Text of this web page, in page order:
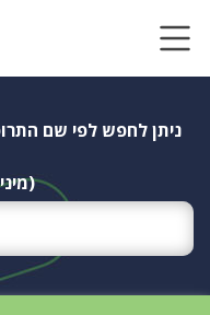
ניתן לחפש לפי שם